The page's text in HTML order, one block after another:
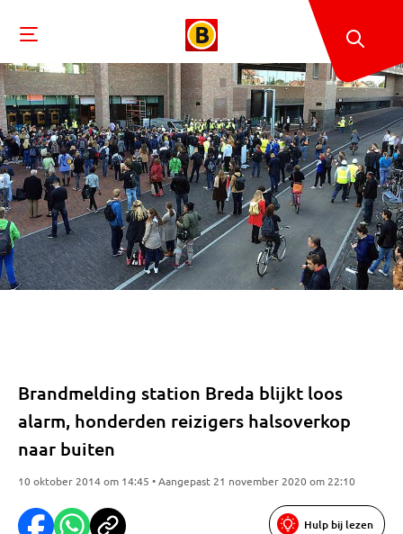
Brandmelding station Breda blijkt loos
alarm, honderden reizigers halsoverkop
naar buiten
10 oktober 2014 om 14:45 • Aangepast 21 november 2020 om 22:10
Hulp bij lezen